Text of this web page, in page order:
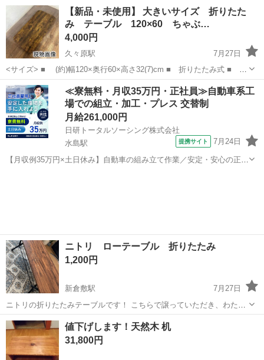
がおしゃれ。モノトーンインテリアやインダストリアルスタイルにぴ
ったりです。 便利なオ...
岡山 岡山市 久々原駅 テーブル コンクリート
【新品・未使用】 大きいサイズ 折りたた
み テーブル 120×60 ちゃぶ…
4,000円
久々原駅
7月27日
<サイズ> ■ (約)幅120×奥行60×高さ32(7)cm ■ 折りたたみ式 ■
主材:プリント紙化粧繊維板 スタイリッシュな八角形のセンターテーブ
ル。まるで天然木のような古木調の色合いと木目感...
岡山 岡山市 久々原駅 テーブル アウトレット
≪寮無料・月収35万円・正社員≫自動車系工
場での組立・加工・プレス 交替制
月給261,000円
日研トータルソーシング株式会社
水島駅
提携サイト 7月24日
【月収例35万円×土日休み】自動車の組み立て作業／安定・安心の正社
ニトリ ローテーブル 折りたたみ
1,200円
新倉敷駅
7月27日
ニトリの折りたたみテーブルです！ こちらで譲っていただき、わたし
は1年程度使用しました。 天板がポツポツとハゲているところがあり
ます。 それ以外に破損等はありません。 中古品であることをご理解の
上、ご購入お願いします🌼
岡山 倉敷市 新倉敷駅 テーブル
値下げします！天然木 机
31,800円